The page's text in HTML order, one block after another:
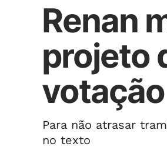
Renan
projeto
Para não atrasar
no texto